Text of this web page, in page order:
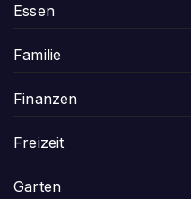
Essen
Familie
Finanzen
Freizeit
Garten